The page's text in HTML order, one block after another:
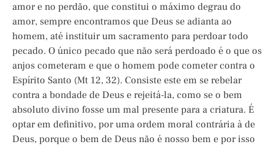
amor e no perdão, que constitui o máximo degrau do
amor, sempre encontramos que Deus se adianta ao
homem, até instituir um sacramento para perdoar todo
pecado. O único pecado que não será perdoado é o que os
anjos cometeram e que o homem pode cometer contra o
Espírito Santo (Mt 12, 32). Consiste este em se rebelar
contra a bondade de Deus e rejeitá-la, como se o bem
absoluto divino fosse um mal presente para a criatura. É
optar em definitivo, por uma ordem moral contrária à de
Deus, porque o bem de Deus não é nosso bem e por isso